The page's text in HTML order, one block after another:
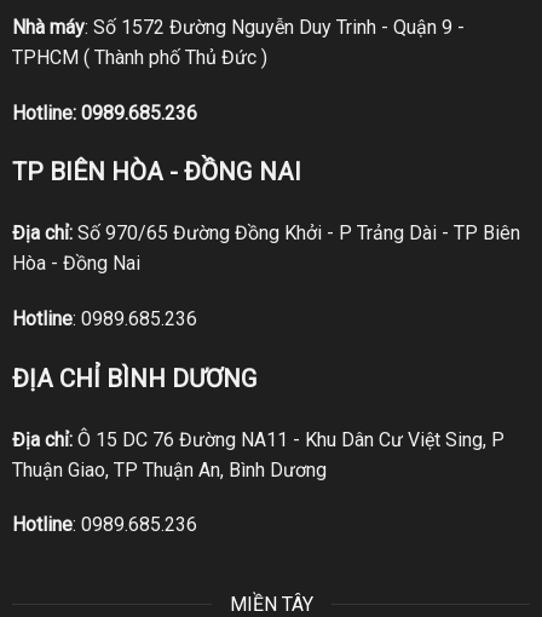
Nhà máy: Số 1572 Đường Nguyễn Duy Trinh - Quận 9 -
TPHCM ( Thành phố Thủ Đức )
Hotline: 0989.685.236
TP BIÊN HÒA - ĐỒNG NAI
Địa chỉ:Số 970/65 Đường Đồng Khởi - P Trảng Dài - TP Biên
Hòa - Đồng Nai
Hotline: 0989.685.236
ĐỊA CHỈ BÌNH DƯƠNG
Địa chỉ:Ô 15 DC 76 Đường NA11 - Khu Dân Cư Việt Sing, P
Thuận Giao, TP Thuận An, Bình Dương
Hotline: 0989.685.236
MIỀN TÂY